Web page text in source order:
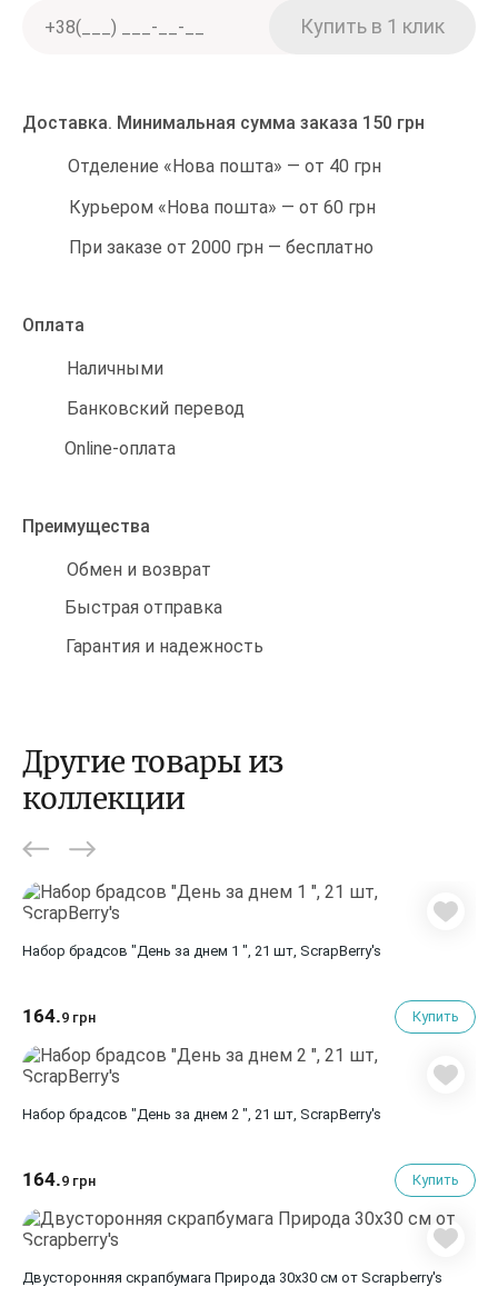
Доставка. Минимальная сумма заказа 150 грн
Отделение «Нова пошта» — от 40 грн
Курьером «Нова пошта» — от 60 грн
При заказе от 2000 грн — бесплатно
Оплата
Наличными
Банковский перевод
Online-оплата
Преимущества
Обмен и возврат
Быстрая отправка
Гарантия и надежность
Другие товары из
коллекции
Набор брадсов "День за днем 1 ", 21 шт, ScrapBerry's
164.9 грн Купить
Набор брадсов "День за днем 2 ", 21 шт, ScrapBerry's
164.9 грн Купить
Двусторонняя скрапбумага Природа 30х30 см от Scrapberry's